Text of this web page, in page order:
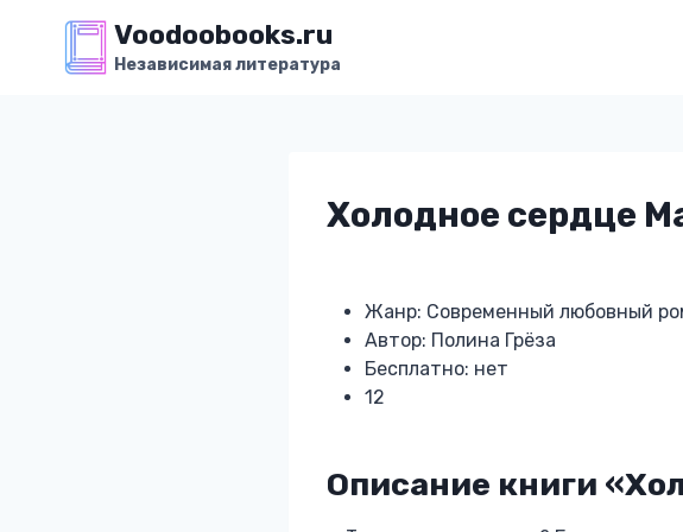
содержимому
Voodoobooks.ru
Независимая литература
Холодное сердце
Жанр: Современный любовный
Автор: Полина Грёза
Бесплатно: нет
12
Описание книги